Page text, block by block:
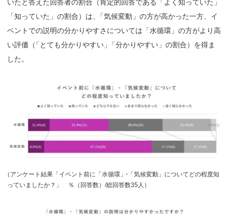
いたと答えた回答者の割合（肯定的回答である「よく知っていた 」
「知っていた」の割合）は
「気候変動」の方が高かった一方、イ
ベントでの説明の分かりやすさについては「水循環」の方がより高
い評価
「とても分かりやすい 」
「分かりやすい」の割合）を得ま
した。
（ アンケート結果「イベント前に「水循環 」 ・ 「気候変動」についてどの程度知
っていましたか？」 ％（回答数）/総回答数35人）